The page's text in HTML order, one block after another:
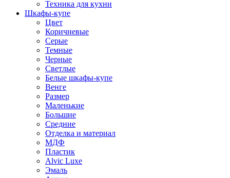
Техника для кухни
Шкафы-купе
Цвет
Коричневые
Серые
Темные
Черные
Светлые
Белые шкафы-купе
Венге
Размер
Маленькие
Большие
Средние
Отделка и материал
МДФ
Пластик
Alvic Luxe
Эмаль